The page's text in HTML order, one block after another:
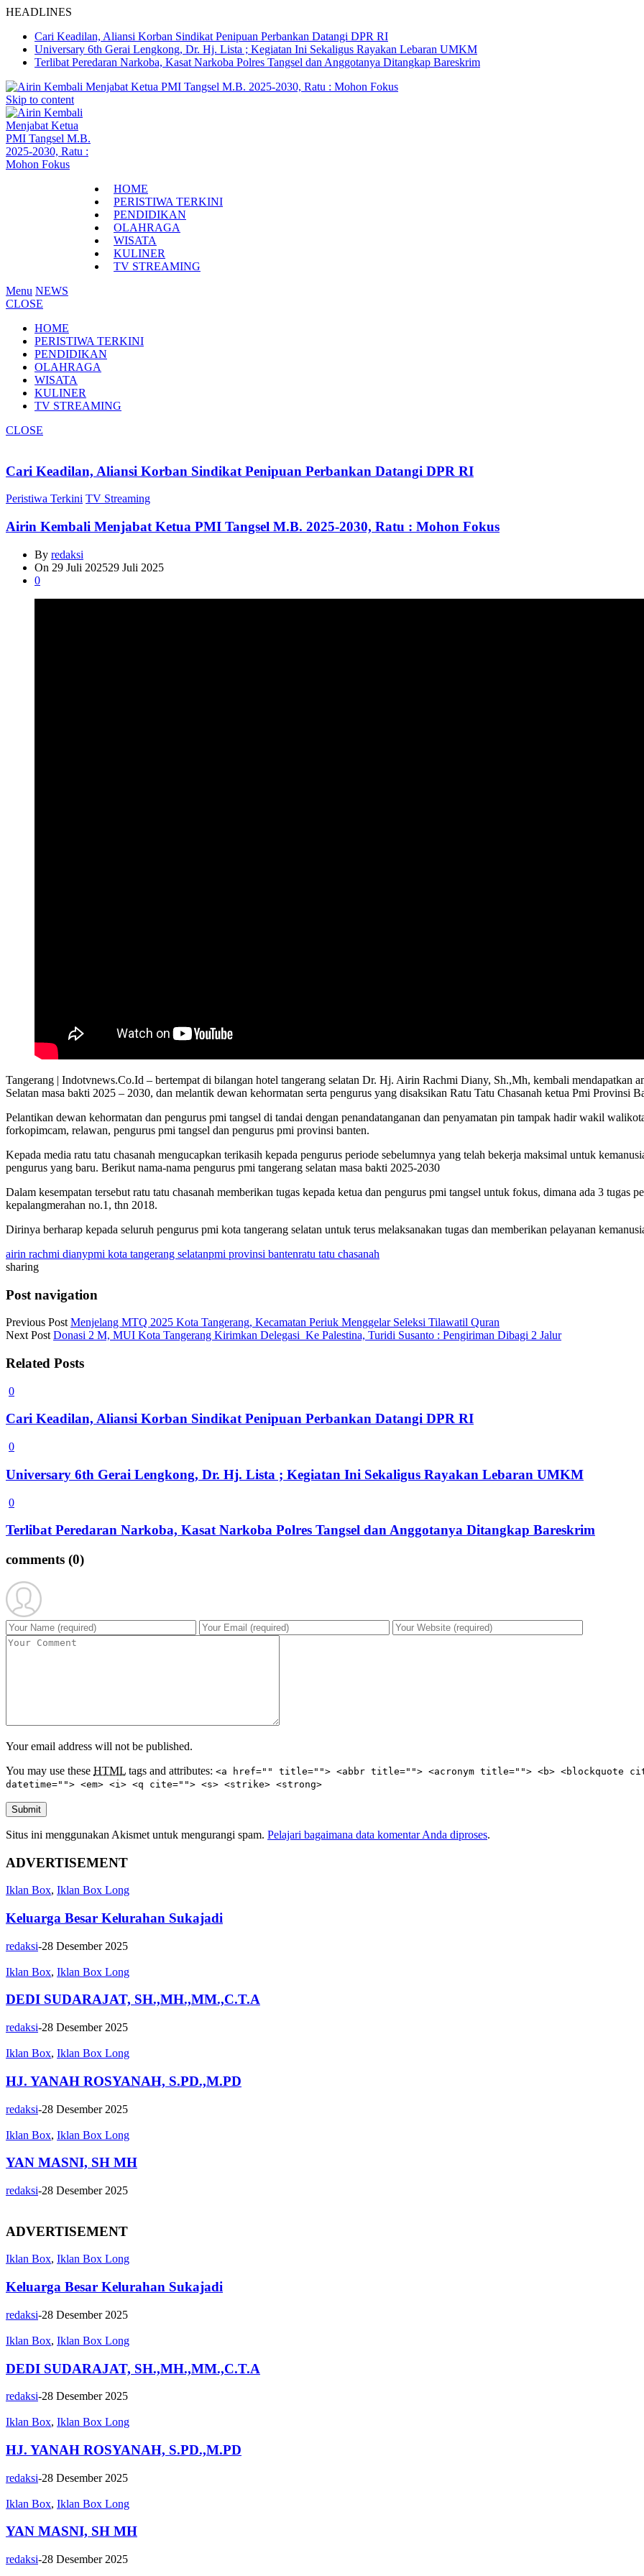
HEADLINES
Cari Keadilan, Aliansi Korban Sindikat Penipuan Perbankan Datangi DPR RI
Universary 6th Gerai Lengkong, Dr. Hj. Lista ; Kegiatan Ini Sekaligus Rayakan Lebaran UMKM
Terlibat Peredaran Narkoba, Kasat Narkoba Polres Tangsel dan Anggotanya Ditangkap Bareskrim
Skip to content
HOME
PERISTIWA TERKINI
PENDIDIKAN
OLAHRAGA
WISATA
KULINER
TV STREAMING
Menu NEWS
CLOSE
HOME
PERISTIWA TERKINI
PENDIDIKAN
OLAHRAGA
WISATA
KULINER
TV STREAMING
CLOSE
Cari Keadilan, Aliansi Korban Sindikat Penipuan Perbankan Datangi DPR RI
Peristiwa Terkini TV Streaming
Airin Kembali Menjabat Ketua PMI Tangsel M.B. 2025-2030, Ratu : Mohon Fokus
By redaksi
On 29 Juli 202529 Juli 2025
0
Tangerang | Indotvnews.Co.Id – bertempat di bilangan hotel tangerang selatan Dr. Hj. Airin Rachmi Diany, Sh.,Mh, kembali mendapatkan
Selatan masa bakti 2025 – 2030, dan melantik dewan kehormatan serta pengurus yang disaksikan Ratu Tatu Chasanah ketua Pmi Provinsi
Pelantikan dewan kehormatan dan pengurus pmi tangsel di tandai dengan penandatanganan dan penyamatan pin tampak hadir wakil
forkopimcam, relawan, pengurus pmi tangsel dan pengurus pmi provinsi banten.
Kepada media ratu tatu chasanah mengucapkan terikasih kepada pengurus periode sebelumnya yang telah bekerja maksimal untuk
pengurus yang baru. Berikut nama-nama pengurus pmi tangerang selatan masa bakti 2025-2030
Dalam kesempatan tersebut ratu tatu chasanah memberikan tugas kepada ketua dan pengurus pmi tangsel untuk fokus, dimana ada 3 tugas
kepalangmerahan no.1, thn 2018.
Dirinya berharap kepada seluruh pengurus pmi kota tangerang selatan untuk terus melaksanakan tugas dan memberikan pelayanan
airin rachmi dianypmi kota tangerang selatanpmi provinsi bantenratu tatu chasanah
sharing
Post navigation
Previous Post Menjelang MTQ 2025 Kota Tangerang, Kecamatan Periuk Menggelar Seleksi Tilawatil Quran
Next Post Donasi 2 M, MUI Kota Tangerang Kirimkan Delegasi Ke Palestina, Turidi Susanto : Pengiriman Dibagi 2 Jalur
Related Posts
0
Cari Keadilan, Aliansi Korban Sindikat Penipuan Perbankan Datangi DPR RI
0
Universary 6th Gerai Lengkong, Dr. Hj. Lista ; Kegiatan Ini Sekaligus Rayakan Lebaran UMKM
0
Terlibat Peredaran Narkoba, Kasat Narkoba Polres Tangsel dan Anggotanya Ditangkap Bareskrim
comments (0)
Your email address will not be published.
You may use these HTML tags and attributes: <a href="" title=""> <abbr title=""> <acronym title=""> <b> <blockquote
datetime=""> <em> <i> <q cite=""> <s> <strike> <strong>
Submit
Situs ini menggunakan Akismet untuk mengurangi spam. Pelajari bagaimana data komentar Anda diproses.
ADVERTISEMENT
Iklan Box, Iklan Box Long
Keluarga Besar Kelurahan Sukajadi
redaksi-28 Desember 2025
Iklan Box, Iklan Box Long
DEDI SUDARAJAT, SH.,MH.,MM.,C.T.A
redaksi-28 Desember 2025
Iklan Box, Iklan Box Long
HJ. YANAH ROSYANAH, S.PD.,M.PD
redaksi-28 Desember 2025
Iklan Box, Iklan Box Long
YAN MASNI, SH MH
redaksi-28 Desember 2025
ADVERTISEMENT
Iklan Box, Iklan Box Long
Keluarga Besar Kelurahan Sukajadi
redaksi-28 Desember 2025
Iklan Box, Iklan Box Long
DEDI SUDARAJAT, SH.,MH.,MM.,C.T.A
redaksi-28 Desember 2025
Iklan Box, Iklan Box Long
HJ. YANAH ROSYANAH, S.PD.,M.PD
redaksi-28 Desember 2025
Iklan Box, Iklan Box Long
YAN MASNI, SH MH
redaksi-28 Desember 2025